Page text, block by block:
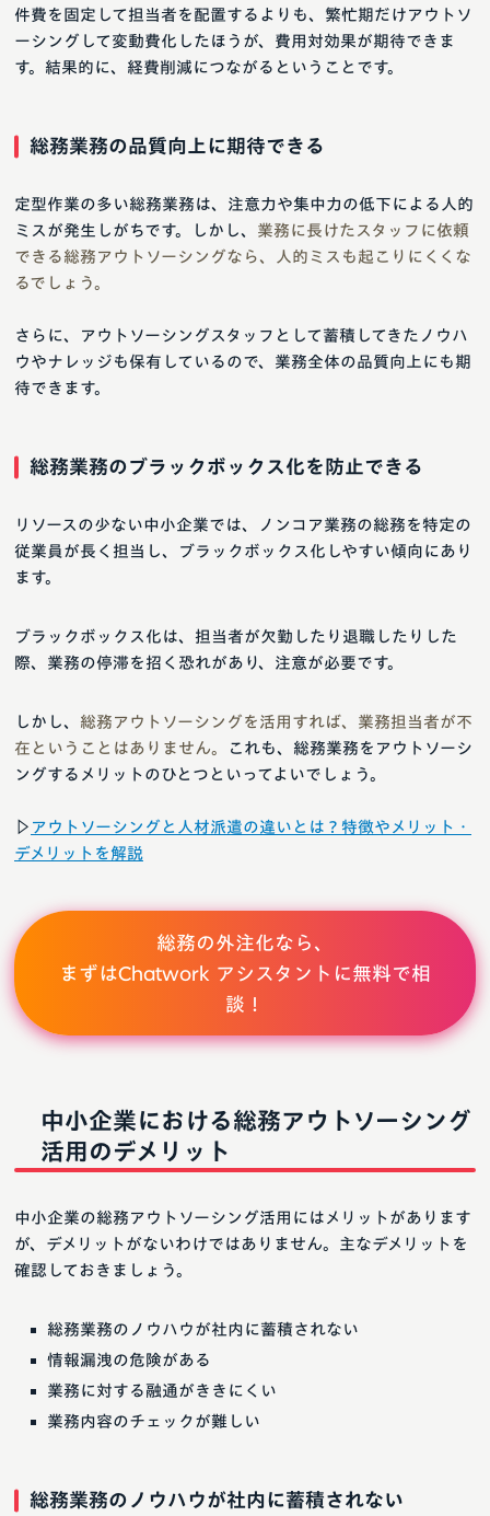
件費を固定して担当者を配置するよりも、繁忙期だけアウトソ
ーシングして変動費化したほうが、費用対効果が期待できま
す。結果的に、経費削減につながるということです。
総務業務の品質向上に期待できる
定型作業の多い総務業務は、注意力や集中力の低下による人的
ミスが発生しがちです。しかし、 業務に長けたスタッフに依頼
できる総務アウトソーシングなら、人的ミスも起こりにくくな
るでしょう。
さらに、アウトソーシングスタッフとして蓄積してきたノウハ
ウやナレッジも保有しているので、業務全体の品質向上にも期
待できます。
総務業務のブラックボックス化を防止できる
リソースの少ない中小企業では、ノンコア業務の総務を特定の
従業員が長く担当し、ブラックボックス化しやすい傾向にあり
ます。
ブラックボックス化は、担当者が欠勤したり退職したりした
際、業務の停滞を招く恐れがあり、注意が必要です。
しかし、 総務アウトソーシングを活用すれば、業務担当者が不
在ということはありません。
これも、総務業務をアウトソーシ
ングするメリットのひとつといってよいでしょう。
▷ アウトソーシングと人材派遣の違いとは？特徴やメリット・
デメリットを解説
総務の外注化なら、
まずはChatwork アシスタントに無料で相
談！
中小企業における総務アウトソーシング
活用のデメリット
中小企業の総務アウトソーシング活用にはメリットがあります
が、デメリットがないわけではありません。主なデメリットを
確認しておきましょう。
総務業務のノウハウが社内に蓄積されない
情報漏洩の危険がある
業務に対する融通がききにくい
業務内容のチェックが難しい
総務業務のノウハウが社内に蓄積されない